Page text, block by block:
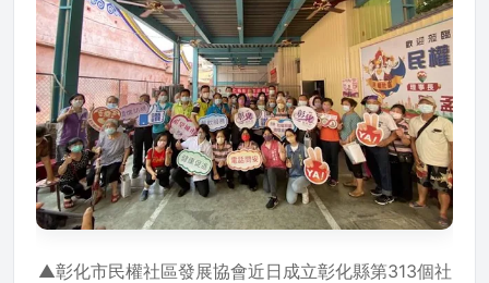
▲彰化市民權社區發展協會近日成立彰化縣第313個社